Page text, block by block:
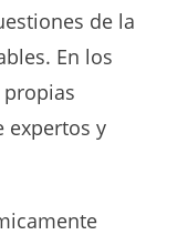
de la
En los
expertos y